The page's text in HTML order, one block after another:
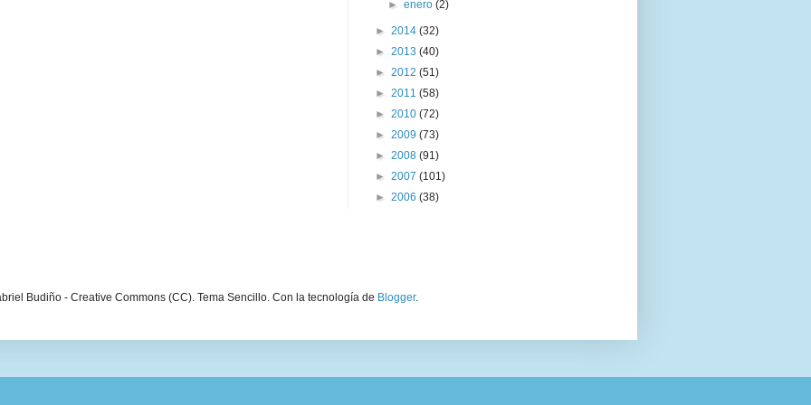
►enero(2)
► 2014 (32)
► 2013 (40)
► 2012 (51)
► 2011 (58)
► 2010 (72)
► 2009 (73)
► 2008 (91)
► 2007 (101)
► 2006 (38)
Budiño - Creative Commons (CC). Tema Sencillo. Con la tecnología de Blogger.